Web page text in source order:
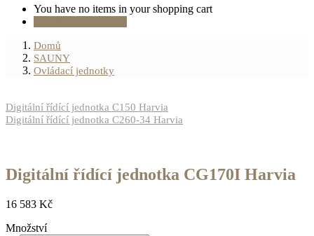
You have no items in your shopping cart
Domů
SAUNY
Ovládací jednotky
Digitální řídící jednotka C150 Harvia
Digitální řídící jednotka C260-34 Harvia
Digitální řídící jednotka CG170I Harvia
16 583 Kč
Množství